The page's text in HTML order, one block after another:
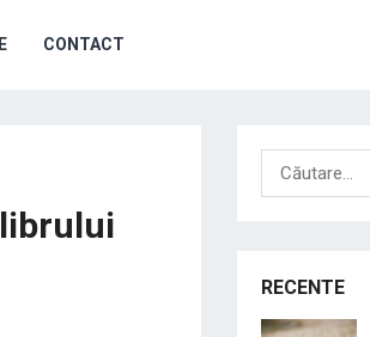
CONTACT
Caută
după:
RECENTE